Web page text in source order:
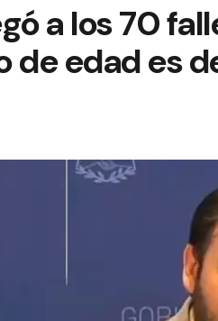
a los 70
de edad es